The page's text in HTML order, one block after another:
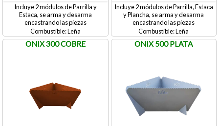
Incluye 2 módulos de Parrilla y
Estaca, se arma y desarma
encastrando las piezas
Leña
Incluye 2 módulos de Parrilla, Estaca
y Plancha, se arma y desarma
encastrando las piezas
Leña
ONIX 300 COBRE ONIX 500 PLATA